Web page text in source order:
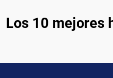
Los 10 mejores